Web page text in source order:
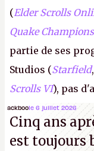
(Elder Scrolls
Quake Champions
partie de ses
Studios (Starfield,
Scrolls VI), pas
Microsoft, mais
de nombreux
ackboole 6 juillet 2026
Cinq ans
est toujours